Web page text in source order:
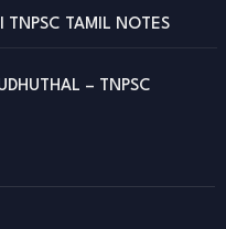
TNPSC TAMIL NOTES
– TNPSC